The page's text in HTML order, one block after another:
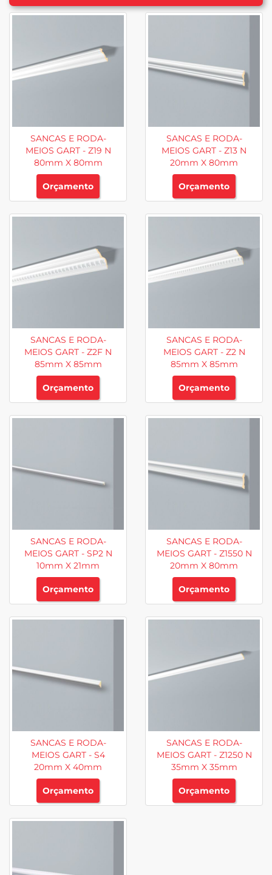
SANCAS E RODA-
MEIOS GART - Z19 N
80mm X 80mm
Orçamento
SANCAS E RODA-
MEIOS GART - Z13 N
20mm X 80mm
Orçamento
SANCAS E RODA-
MEIOS GART - Z2F N
85mm X 85mm
Orçamento
SANCAS E RODA-
MEIOS GART - Z2 N
85mm X 85mm
Orçamento
SANCAS E RODA-
MEIOS GART - SP2 N
10mm X 21mm
Orçamento
SANCAS E RODA-
MEIOS GART - Z1550 N
20mm X 80mm
Orçamento
SANCAS E RODA-
MEIOS GART - S4
20mm X 40mm
Orçamento
SANCAS E RODA-
MEIOS GART - Z1250 N
35mm X 35mm
Orçamento